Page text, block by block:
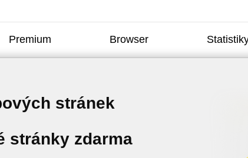
Premium Browser
stránek
stránky zdarma